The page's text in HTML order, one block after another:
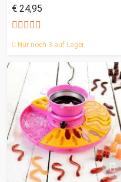
€ 24,95
Nur noch 3 auf Lager